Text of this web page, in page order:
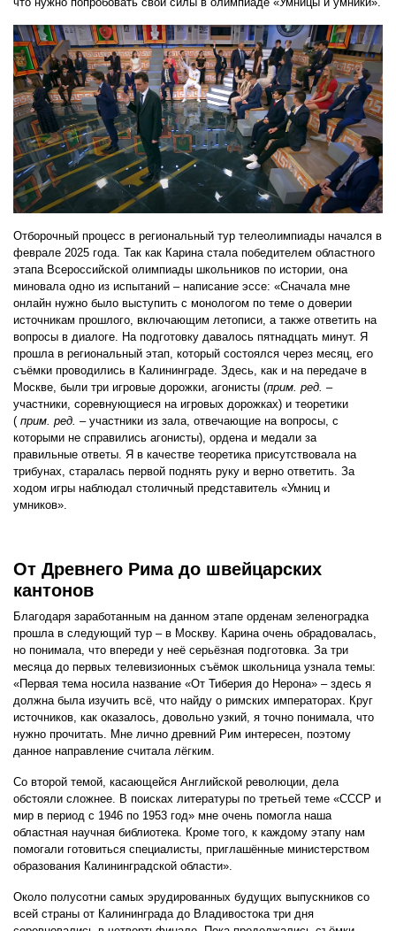
Отборочный процесс в региональный тур телеолимпиады начался в
феврале 2025 года. Так как Карина стала победителем областного
этапа Всероссийской олимпиады школьников по истории, она
миновала одно из испытаний – написание эссе: «Сначала мне
онлайн нужно было выступить с монологом по теме о доверии
источникам прошлого, включающим летописи, а также ответить на
вопросы в диалоге. На подготовку давалось пятнадцать минут. Я
прошла в региональный этап, который состоялся через месяц, его
съёмки проводились в Калининграде. Здесь, как и на передаче в
Москве, были три игровые дорожки, агонисты (прим. ред. –
участники, соревнующиеся на игровых дорожках) и теоретики
( прим. ред. – участники из зала, отвечающие на вопросы, с
которыми не справились агонисты), ордена и медали за
правильные ответы. Я в качестве теоретика присутствовала на
трибунах, старалась первой поднять руку и верно ответить. За
ходом игры наблюдал столичный представитель «Умниц и
умников».
От Древнего Рима до швейцарских
кантонов
Благодаря заработанным на данном этапе орденам зеленоградка
прошла в следующий тур – в Москву. Карина очень обрадовалась,
но понимала, что впереди у неё серьёзная подготовка. За три
месяца до первых телевизионных съёмок школьница узнала темы:
«Первая тема носила название «От Тиберия до Нерона» – здесь я
должна была изучить всё, что найду о римских императорах. Круг
источников, как оказалось, довольно узкий, я точно понимала, что
нужно прочитать. Мне лично древний Рим интересен, поэтому
данное направление считала лёгким.
Со второй темой, касающейся Английской революции, дела
обстояли сложнее. В поисках литературы по третьей теме «СССР и
мир в период с 1946 по 1953 год» мне очень помогла наша
областная научная библиотека. Кроме того, к каждому этапу нам
помогали готовиться специалисты, приглашённые министерством
образования Калининградской области».
Около полусотни самых эрудированных будущих выпускников со
всей страны от Калининграда до Владивостока три дня